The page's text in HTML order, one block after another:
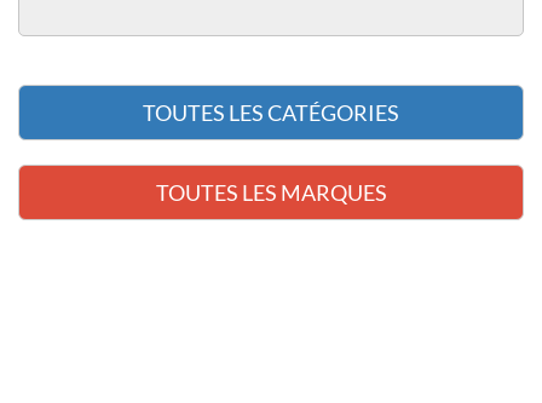
TOUTES LES CATÉGORIES
TOUTES LES MARQUES